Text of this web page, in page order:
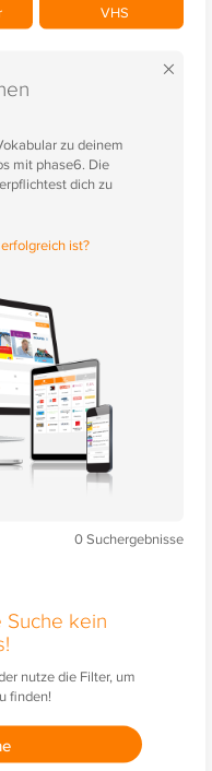
VHS
×
zu deinem
mit phase6. Die
dich zu
ist?
0Suchergebnisse
kein
nutze die Filter, um
finden!